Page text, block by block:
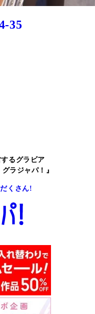
35
るグラビア
ラジャパ！』
くさん!